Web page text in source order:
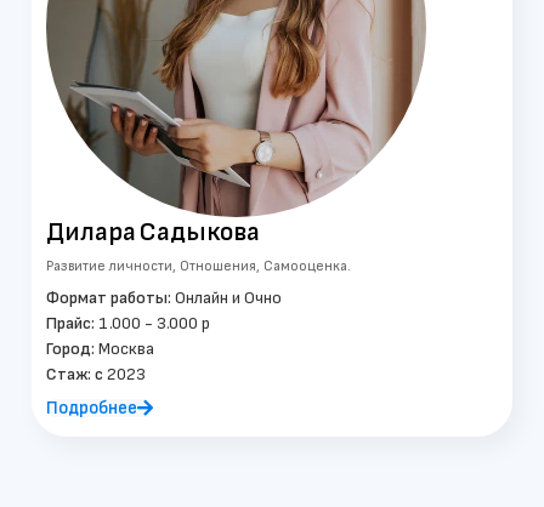
ДилараСадыкова
Развитие личности, Отношения, Самооценка.
Формат работы: Онлайн и Очно
Прайс: 1.000 - 3.000 р
Город: Москва
Стаж: c 2023
Подробнее